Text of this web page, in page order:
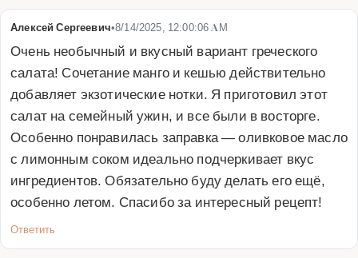
Алексей Сергеевич•8/14/2025, 12:00:06 AM
Очень необычный и вкусный вариант греческого
салата! Сочетание манго и кешью действительно
добавляет экзотические нотки. Я приготовил этот
салат на семейный ужин, и все были в восторге.
Особенно понравилась заправка — оливковое масло
с лимонным соком идеально подчеркивает вкус
ингредиентов. Обязательно буду делать его ещё,
особенно летом. Спасибо за интересный рецепт!
Ответить